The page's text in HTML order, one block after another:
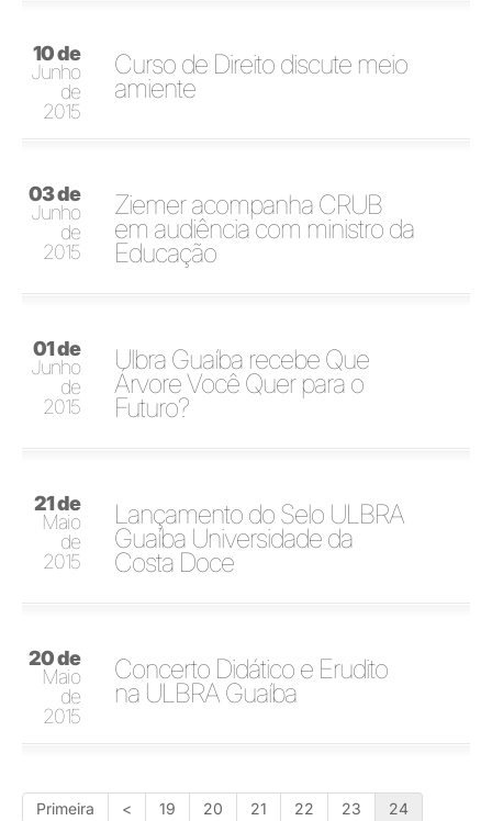
10 de
Junho
de
2015
Curso de Direito discute meio
amiente
03 de
Junho
de
2015
Ziemer acompanha CRUB
em audiência com ministro da
Educação
01 de
Junho
de
2015
Ulbra Guaíba recebe Que
Árvore Você Quer para o
Futuro?
21 de
Maio
de
2015
Lançamento do Selo ULBRA
Guaíba Universidade da
Costa Doce
20 de
Maio
de
2015
Concerto Didático e Erudito
na ULBRA Guaíba
Primeira < 19 20 21 22 23 24